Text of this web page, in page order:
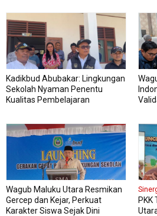
Kadikbud Abubakar: Lingkungan
Sekolah Nyaman Penentu
Kualitas Pembelajaran
Wagub Maluku Utara Resmikan
Gercep dan Kejar, Perkuat
Karakter Siswa Sejak Dini
PKK